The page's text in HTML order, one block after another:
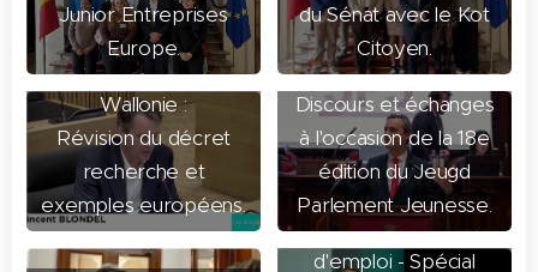
Junior Entreprises
Europe.
du Sénat avec le Kot
Citoyen.
23 février 2026.
Parlement de
Wallonie :
Révision du décret
recherche et
exemples européens.
18 février 2026.
Discours et échanges
à l'occasion de la 18e
édition du Jeugd
Parlement Jeunesse.
09 février 2026.
Soirée nouvelles
mesures, mode
d'emploi - Spécial